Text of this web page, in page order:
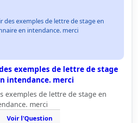
des exemples de lettre de stage en
en intendance. merci
exemples de lettre de stage
intendance. merci
exemples de lettre de stage en
merci
Voir l'Question